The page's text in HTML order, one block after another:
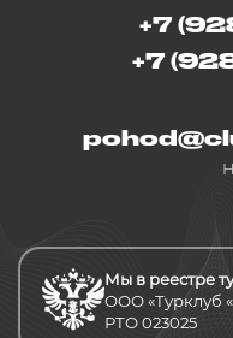
+7
+7
Мы в реестре
ООО «Турклуб
РТО 023025